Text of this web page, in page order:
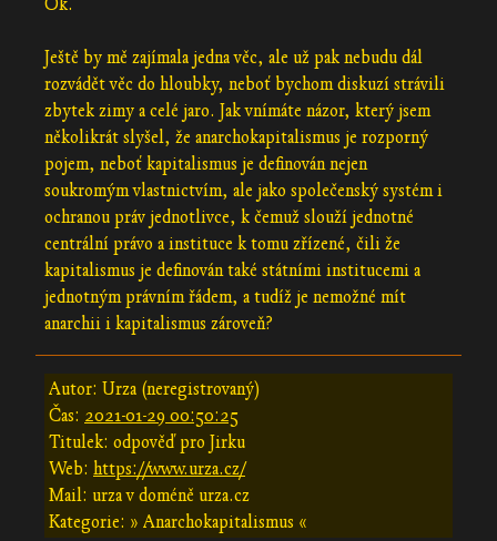
Ok.
Ještě by mě zajímala jedna věc, ale už pak nebudu dál
rozvádět věc do hloubky, neboť bychom diskuzí strávili
zbytek zimy a celé jaro. Jak vnímáte názor, který jsem
několikrát slyšel, že anarchokapitalismus je rozporný
pojem, neboť kapitalismus je definován nejen
soukromým vlastnictvím, ale jako společenský systém i
ochranou práv jednotlivce, k čemuž slouží jednotné
centrální právo a instituce k tomu zřízené, čili že
kapitalismus je definován také státními institucemi a
jednotným právním řádem, a tudíž je nemožné mít
anarchii i kapitalismus zároveň?
Autor: Urza (neregistrovaný)
Čas: 2021-01-29 00:50:25
Titulek: odpověď pro Jirku
Web: https://www.urza.cz/
Mail: urza v doméně urza.cz
Kategorie: » Anarchokapitalismus «